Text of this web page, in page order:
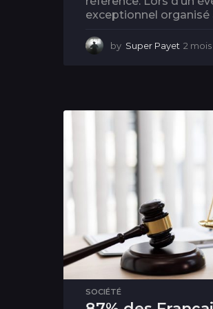
exceptionnel organisé
by Super Payet 2 mois
SOCIÉTÉ